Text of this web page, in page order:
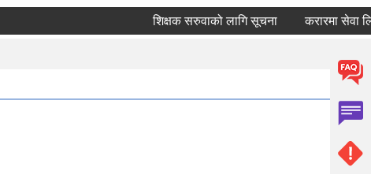
शिक्षक सरुवाको लागि सूचना करारमा सेवा लिने